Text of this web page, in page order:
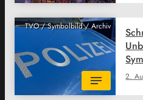
TVO / Symbolbild / Archiv
2.